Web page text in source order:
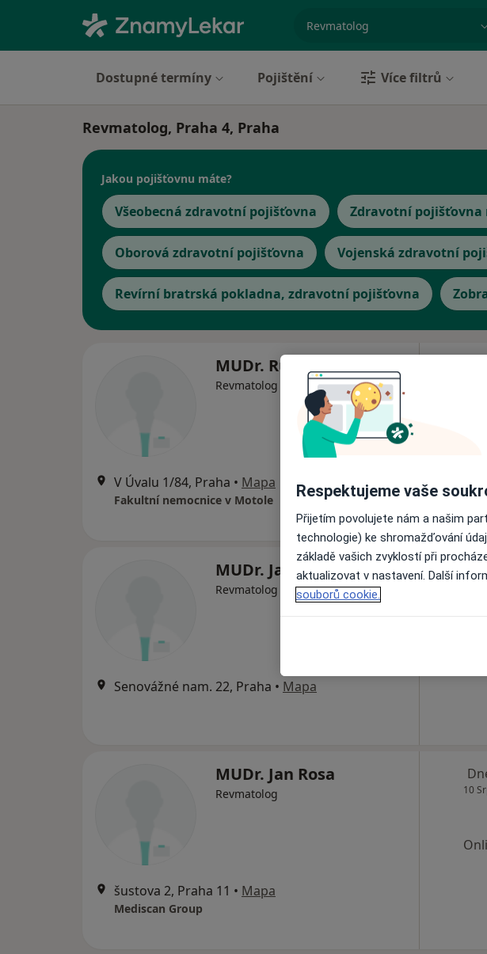
Dostupné termíny Pojištění Více filtrů
Revmatolog, Praha 4, Praha
Jakou pojišťovnu máte?
Všeobecná zdravotní pojišťovna Zdravotní pojišťovna
Oborová zdravotní pojišťovna Vojenská zdravotní
Revírní bratrská pokladna, zdravotní pojišťovna
MUDr. Rudolf Horváth
Revmatolog
V Úvalu 1/84, Praha • Mapa
Fakultní nemocnice v Motole
MUDr. Jana Kucharská
Revmatolog
Senovážné nam. 22, Praha • Mapa
MUDr. Jan Rosa
Revmatolog
šustova 2, Praha 11 • Mapa
Mediscan Group
10
Respektujeme vaše
Přijetím povolujete nám a našim
technologie) ke shromažďování
základě vašich zvyklostí při
aktualizovat v nastavení. Další
souborů cookie.